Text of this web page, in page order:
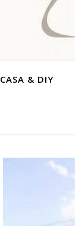
CASA & DIY